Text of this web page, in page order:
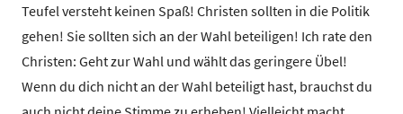
Teufel versteht keinen Spaß! Christen sollten in die Politik
gehen! Sie sollten sich an der Wahl beteiligen! Ich rate den
Christen: Geht zur Wahl und wählt das geringere Übel!
Wenn du dich nicht an der Wahl beteiligt hast, brauchst du